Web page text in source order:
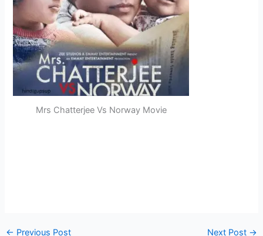
Mrs Chatterjee Vs Norway Movie
← Previous Post Next Post →